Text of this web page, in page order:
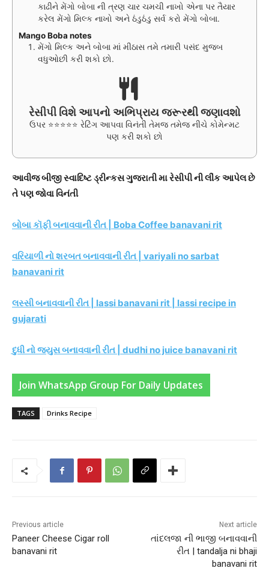
કાઢીને મેંગો બોબા ની ત્રણ ચાર ચમચી નાખો એના પર તૈયાર
કરેલ મેંગો મિલ્ક નાખો અને ઠંડુઠંડુ સર્વ કરો મેંગો બોબા.
Mango Boba notes
મેંગો મિલ્ક અને બોબા માં મીઠાસ તમે તમારી પસંદ મુજબ
વધુઓછી કરી શકો છો.
રેસીપી વિશે આપનો અભિપ્રાય જરૂરથી જણાવશો
ઉપર ⭐⭐⭐⭐⭐ રેટિંગ આપવા વિનંતી તેમજ તમેજ નીચે કોમેન્મટ
પણ કરી શકો છો
આવીજ બીજી સ્વાદિષ્ટ ડ્રીન્કસ ગુજરાતી મા રેસીપી ની લીંક આપેલ છે
તે પણ જોવા વિનંતી
બોબા કૉફી બનાવવાની રીત | Boba Coffee banavani rit
વરિયાળી નો શરબત બનાવવાની રીત | variyali no sarbat
banavani rit
લસ્સી બનાવવાની રીત | lassi banavani rit | lassi recipe in
gujarati
દુધી નો જ્યુસ બનાવવાની રીત | dudhi no juice banavani rit
Join WhatsApp Group For Daily Updates
TAGS Drinks Recipe
Previous article
Paneer Cheese Cigar roll
banavani rit
Next article
તાંદલજા ની ભાજી બનાવવાની
રીત | tandalja ni bhaji
banavani rit